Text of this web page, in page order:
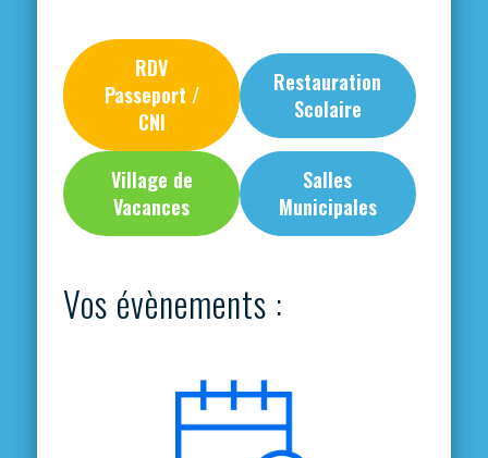
RDV
Passeport /
CNI
Restauration
Scolaire
Village de
Vacances
Salles
Municipales
Vos évènements :